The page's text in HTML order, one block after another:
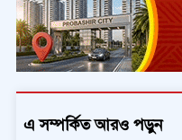
এ সম্পর্কিত আরও পড়ুন